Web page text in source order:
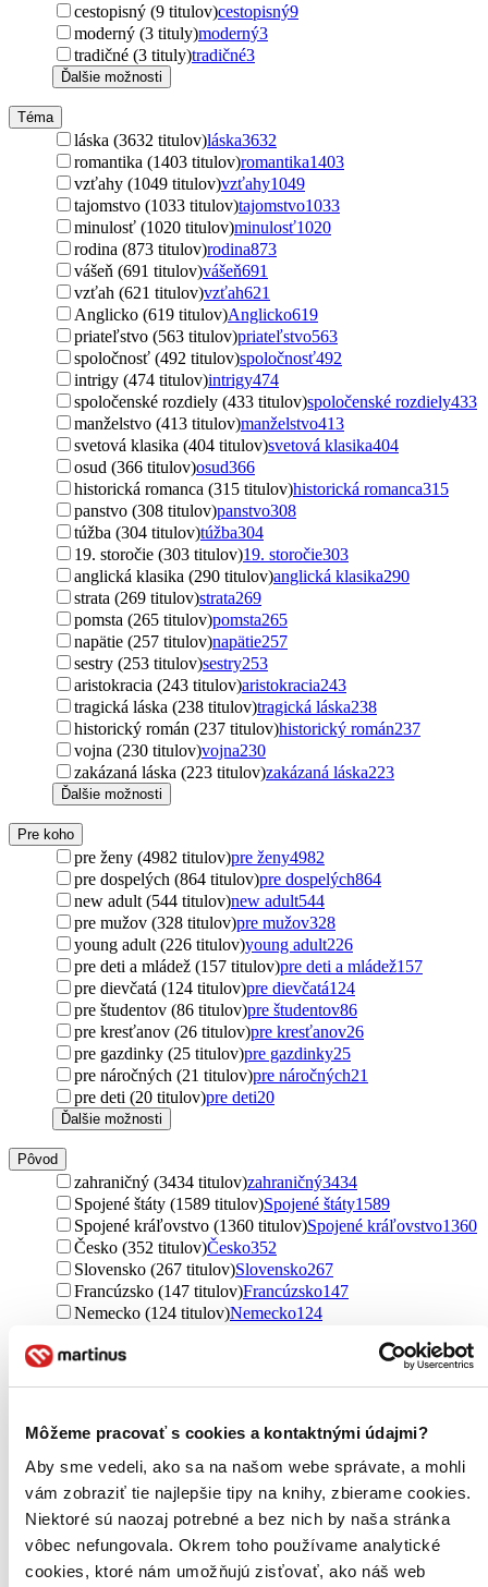
Môžeme pracovať s cookies a kontaktnými údajmi?
Aby sme vedeli, ako sa na našom webe správate, a mohli
vám zobraziť tie najlepšie tipy na knihy, zbierame cookies.
Niektoré sú naozaj potrebné a bez nich by naša stránka
vôbec nefungovala. Okrem toho používame analytické
cookies, ktoré nám umožňujú zisťovať, ako náš web
cestopisný (9 titulov)cestopisný9
moderný (3 tituly)moderný3
tradičné (3 tituly)tradičné3
Ďalšie možnosti
Téma
láska (3632 titulov)láska3632
romantika (1403 titulov)romantika1403
vzťahy (1049 titulov)vzťahy1049
tajomstvo (1033 titulov)tajomstvo1033
minulosť (1020 titulov)minulosť1020
rodina (873 titulov)rodina873
vášeň (691 titulov)vášeň691
vzťah (621 titulov)vzťah621
Anglicko (619 titulov)Anglicko619
priateľstvo (563 titulov)priateľstvo563
spoločnosť (492 titulov)spoločnosť492
intrigy (474 titulov)intrigy474
spoločenské rozdiely (433 titulov)spoločenské rozdiely433
manželstvo (413 titulov)manželstvo413
svetová klasika (404 titulov)svetová klasika404
osud (366 titulov)osud366
historická romanca (315 titulov)historická romanca315
panstvo (308 titulov)panstvo308
túžba (304 titulov)túžba304
19. storočie (303 titulov)19. storočie303
anglická klasika (290 titulov)anglická klasika290
strata (269 titulov)strata269
pomsta (265 titulov)pomsta265
napätie (257 titulov)napätie257
sestry (253 titulov)sestry253
aristokracia (243 titulov)aristokracia243
tragická láska (238 titulov)tragická láska238
historický román (237 titulov)historický román237
vojna (230 titulov)vojna230
zakázaná láska (223 titulov)zakázaná láska223
Ďalšie možnosti
Pre koho
pre ženy (4982 titulov)pre ženy4982
pre dospelých (864 titulov)pre dospelých864
new adult (544 titulov)new adult544
pre mužov (328 titulov)pre mužov328
young adult (226 titulov)young adult226
pre deti a mládež (157 titulov)pre deti a mládež157
pre dievčatá (124 titulov)pre dievčatá124
pre študentov (86 titulov)pre študentov86
pre kresťanov (26 titulov)pre kresťanov26
pre gazdinky (25 titulov)pre gazdinky25
pre náročných (21 titulov)pre náročných21
pre deti (20 titulov)pre deti20
Ďalšie možnosti
Pôvod
zahraničný (3434 titulov)zahraničný3434
Spojené štáty (1589 titulov)Spojené štáty1589
Spojené kráľovstvo (1360 titulov)Spojené kráľovstvo1360
Česko (352 titulov)Česko352
Slovensko (267 titulov)Slovensko267
Francúzsko (147 titulov)Francúzsko147
Nemecko (124 titulov)Nemecko124
Kanada (70 titulov)
severský (34 titulov)
Dánsko (26 titulov)Dánsko 26
Taliansko (24 titulov)Taliansko 24
Nový Zéland (22 titulov)Nový Zéland22
Rakúsko (20 titulov) Rakúsko
Irán (18 titulov)Irán18
Nigéria (11 titulov)Nigéria11
Kolumbia (9 titulov)Kolumbia9